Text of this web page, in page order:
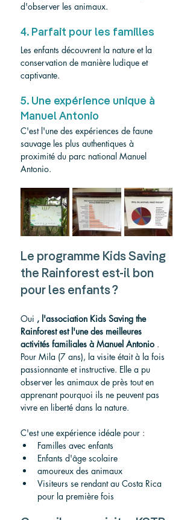
d'observer les animaux.
4. Parfait pour les familles
Les enfants découvrent la nature et la
conservation de manière ludique et
captivante.
5. Une expérience unique à
Manuel Antonio
C'est l'une des expériences de faune
sauvage les plus authentiques à
proximité du parc national Manuel
Antonio.
Le programme Kids Saving
the Rainforest est-il bon
pour les enfants ?
Oui , l'association Kids Saving the
Rainforest est l'une des meilleures
activités familiales à Manuel Antonio .
Pour Mila (7 ans), la visite était à la fois
passionnante et instructive. Elle a pu
observer les animaux de près tout en
apprenant pourquoi ils ne peuvent pas
vivre en liberté dans la nature.
C'est une expérience idéale pour :
Familles avec enfants
Enfants d'âge scolaire
amoureux des animaux
Visiteurs se rendant au Costa Rica
pour la première fois